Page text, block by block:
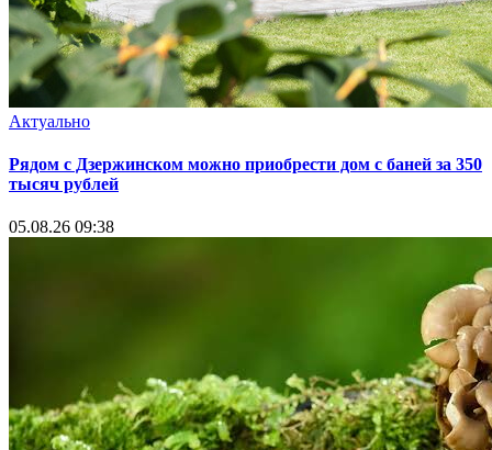
Актуально
Рядом с Дзержинском можно приобрести дом с баней за 350
тысяч рублей
05.08.26 09:38